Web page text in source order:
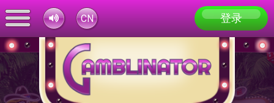
CN 登录